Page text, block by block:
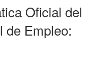
Oficial del
de Empleo: